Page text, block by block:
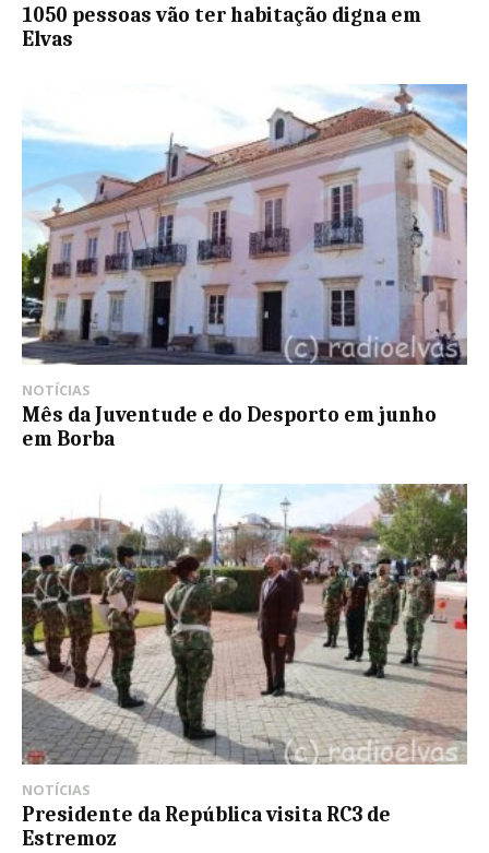
1050 pessoas vão ter habitação digna em
Elvas
NOTÍCIAS
Mês da Juventude e do Desporto em junho
em Borba
NOTÍCIAS
Presidente da República visita RC3 de
Estremoz